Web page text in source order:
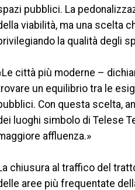
pubblici. La
viabilità, ma una scelta
la qualità degli
città più moderne –
un equilibrio tra le
Con questa scelta,
luoghi simbolo di Telese
affluenza.»
chiusura al traffico del
aree più frequentate